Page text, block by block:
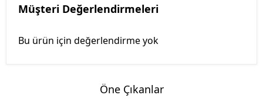
Müşteri Değerlendirmeleri
Bu ürün için değerlendirme yok
Öne Çıkanlar